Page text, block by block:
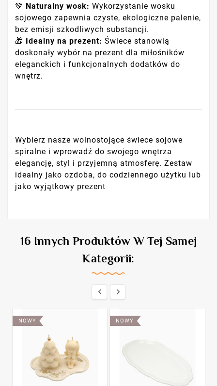
💚 Naturalny wosk: Wykorzystanie wosku
sojowego zapewnia czyste, ekologiczne palenie,
bez emisji szkodliwych substancji.
🎁
Idealny na prezent: Świece stanowią
doskonały wybór na prezent dla miłośników
eleganckich i funkcjonalnych dodatków do
wnętrz.
Wybierz nasze wolnostojące świece sojowe
spiralne i wprowadź do swojego wnętrza
elegancję, styl i przyjemną atmosferę. Zestaw
idealny jako ozdoba, do codziennego użytku lub
jako wyjątkowy prezent
16 Innych Produktów W Tej Samej
Kategorii:
 
NOWY NOWY